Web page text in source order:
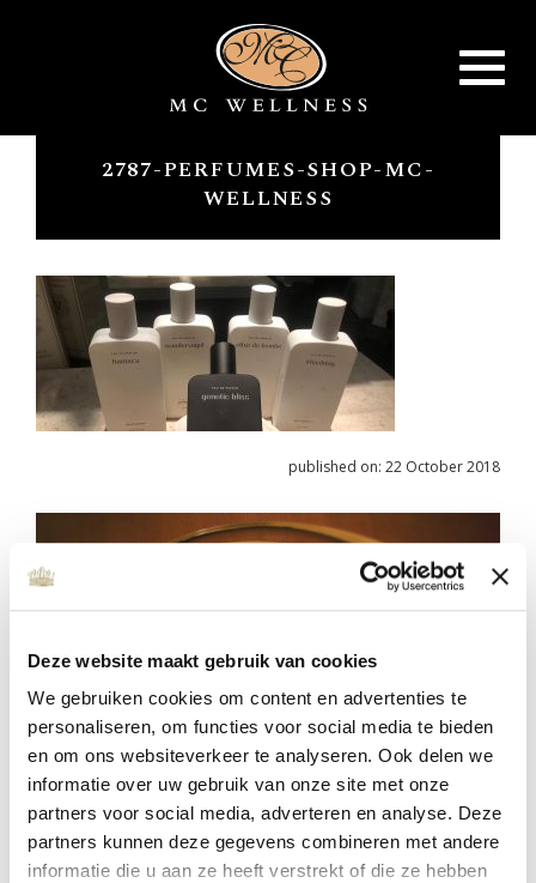
Deze website maakt gebruik van cookies
We gebruiken cookies om content en advertenties te
personaliseren, om functies voor social media te bieden
en om ons websiteverkeer te analyseren. Ook delen we
informatie over uw gebruik van onze site met onze
partners voor social media, adverteren en analyse. Deze
partners kunnen deze gegevens combineren met andere
informatie die u aan ze heeft verstrekt of die ze hebben
Toggle
2787-PERFUMES-SHOP-MC-
WELLNESS
published on: 22 October 2018
MC WELLNESS INVESTS IN QUALITY